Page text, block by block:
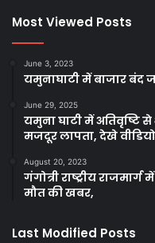
Most Viewed Posts
June 3, 2023
यमुनाघाटी में बाजार बंद
June 29, 2025
यमुना घाटी में अतिवृष्टि
मजदूर लापता, देखे वीडियो
August 20, 2023
गंगोत्री राष्ट्रीय
मौत की खबर,
Last Modified Posts